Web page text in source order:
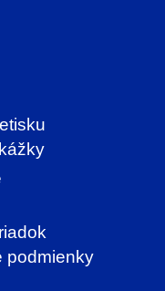
podmienky